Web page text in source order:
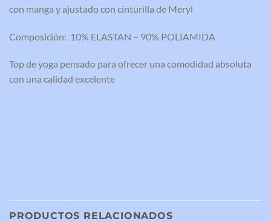
con manga y ajustado con cinturilla de Meryl
Composición: 10% ELASTAN – 90% POLIAMIDA
Top de yoga pensado para ofrecer una comodidad absoluta
con una calidad excelente
PRODUCTOS RELACIONADOS